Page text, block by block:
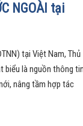
NGOÀI tại
tại Việt Nam, Thủ
biểu là nguồn thông
nâng tầm hợp tác